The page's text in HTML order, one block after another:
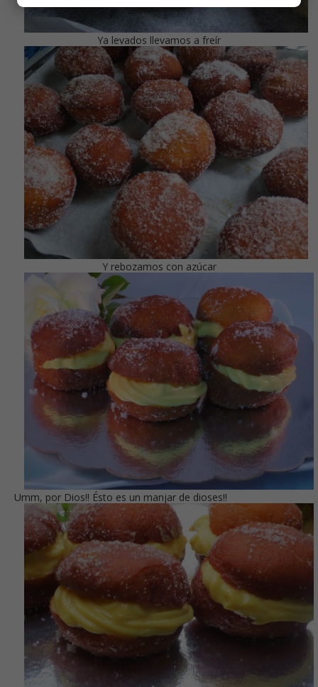
Ya levados llevamos a freír
Y rebozamos con azúcar
Umm, por Dios!! Ésto es un manjar de dioses!!